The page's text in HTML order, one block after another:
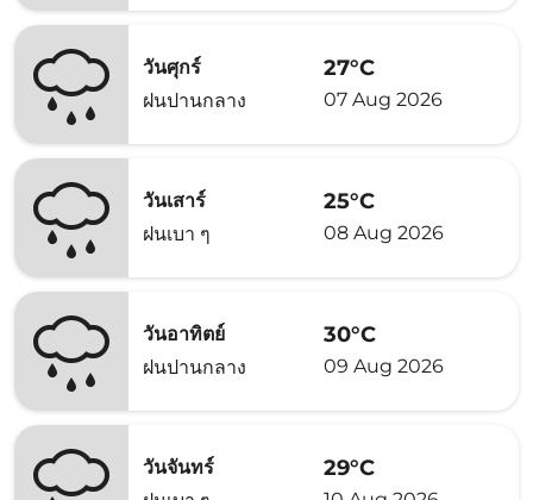
วันศุกร์
ฝนปานกลาง
27°C
07 Aug 2026
วันเสาร์
ฝนเบา ๆ
25°C
08 Aug 2026
วันอาทิตย์
ฝนปานกลาง
30°C
09 Aug 2026
วันจันทร์
29°C